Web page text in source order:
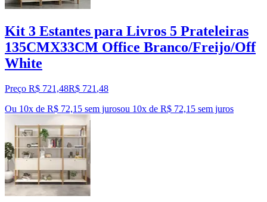
Kit 3 Estantes para Livros 5 Prateleiras
135CMX33CM Office Branco/Freijo/Off
White
Preço R$ 721,48R$ 721 ,48
Ou 10x de R$ 72,15 sem jurosou 10x de R$ 72,15 sem juros